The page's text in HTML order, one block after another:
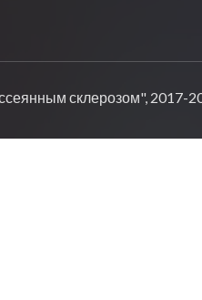
склерозом", 2017-